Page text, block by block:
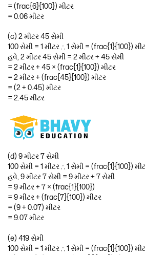
= (frac{6}{100}) મીટર
= 0.06 મીટર
(c) 2 મીટર 45 સેમી
100 સેમી = 1 મીટર ∴ 1 સેમી = (frac{1}{100})
હવે, 2 મીટર 45 સેમી = 2 મીટર + 45 સેમી
= 2 મીટર + 45 × (frac{1}{100}) મીટર
= 2 મીટર + (frac{45}{100}) મીટર
= (2 + 0.45) મીટર
= 2.45 મીટર
(d) 9 મીટર 7 સેમી
100 સેમી = 1 મીટર ∴ 1 સેમી = (frac{1}{100})
હવે, 9 મીટર 7 સેમી = 9 મીટર + 7 સેમી
= 9 મીટર + 7 × (frac{1}{100})
= 9 મીટર + (frac{7}{100}) મીટર
= (9 + 0.07) મીટર
= 9.07 મીટર
(e) 419 સેમી
100 સેમી = 1 મીટર ∴ 1 સેમી = (frac{1}{100})